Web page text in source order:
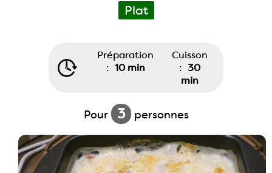
Plat
Préparation
: 10 min
Cuisson
: 30
min
Pour 3 personnes